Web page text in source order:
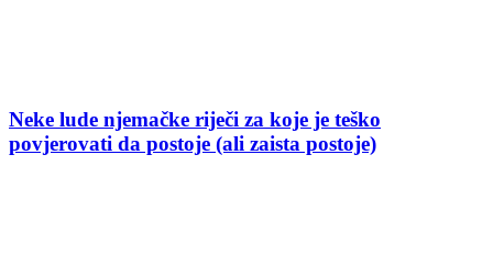
Neke lude njemačke riječi za koje je teško
povjerovati da postoje (ali zaista postoje)